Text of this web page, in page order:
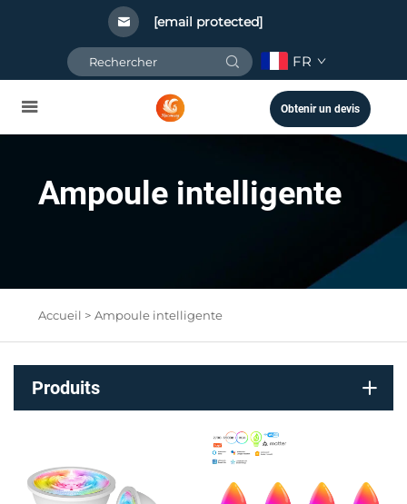
[email protected]
FR
Obtenir un devis
Ampoule intelligente
Accueil > Ampoule intelligente
Produits